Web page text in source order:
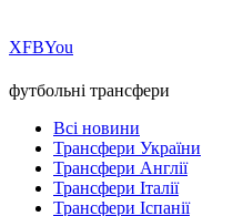
ХFBYou
футбольні трансфери
Всі новини
Трансфери України
Трансфери Англії
Трансфери Італії
Трансфери Іспанії